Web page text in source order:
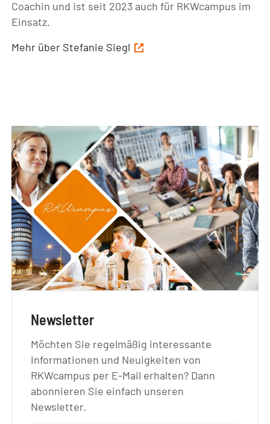
Coachin und ist seit 2023 auch für RKWcampus im
Einsatz.
Mehr über Stefanie Siegl
Newsletter
Möchten Sie regelmäßig interessante
Informationen und Neuigkeiten von
RKWcampus per E-Mail erhalten? Dann
abonnieren Sie einfach unseren
Newsletter.